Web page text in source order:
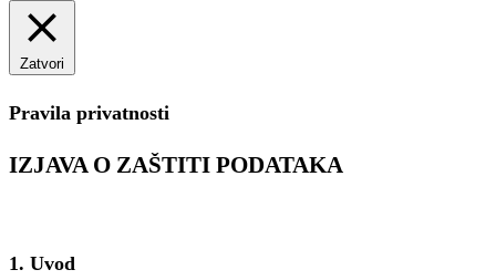
Zatvori
Pravila privatnosti
IZJAVA O ZAŠTITI PODATAKA
1. Uvod